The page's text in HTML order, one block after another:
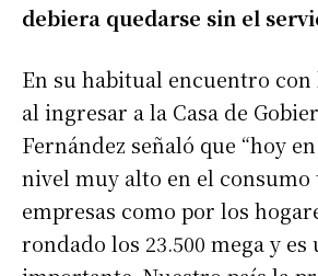
debiera quedarse sin el
En su habitual encuentro
al ingresar a la Casa de
Fernández señaló que “hoy
nivel muy alto en el consumo
empresas como por los
rondado los 23.500 mega y